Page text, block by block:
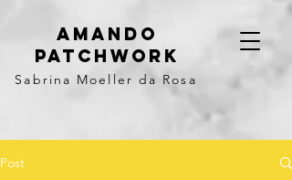
Amando
Patchwork
Sabrina Moeller da Rosa
Post